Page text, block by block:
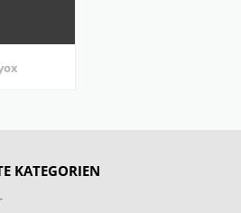
KATEGORIEN